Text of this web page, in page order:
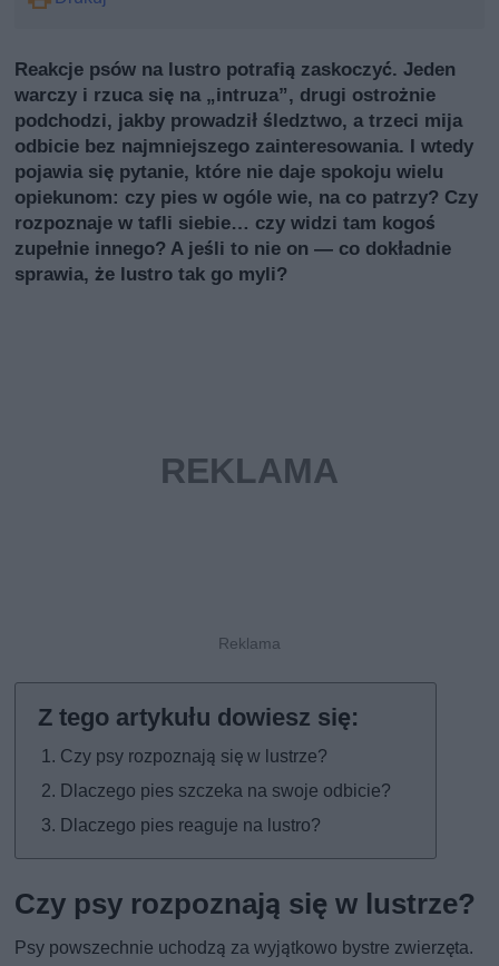
Reakcje psów na lustro potrafią zaskoczyć. Jeden
warczy i rzuca się na „intruzа”, drugi ostrożnie
podchodzi, jakby prowadził śledztwo, a trzeci mija
odbicie bez najmniejszego zainteresowania. I wtedy
pojawia się pytanie, które nie daje spokoju wielu
opiekunom: czy pies w ogóle wie, na co patrzy? Czy
rozpoznaje w tafli siebie… czy widzi tam kogoś
zupełnie innego? A jeśli to nie on — co dokładnie
sprawia, że lustro tak go myli?
Czy psy rozpoznają się w lustrze?
Dlaczego pies szczeka na swoje odbicie?
Dlaczego pies reaguje na lustro?
Czy psy rozpoznają się w lustrze?
Psy powszechnie uchodzą za wyjątkowo bystre zwierzęta.